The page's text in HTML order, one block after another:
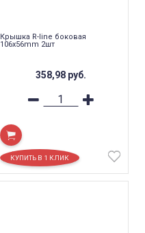
Крышка R-line боковая
106х56mm 2шт
358,98 руб.